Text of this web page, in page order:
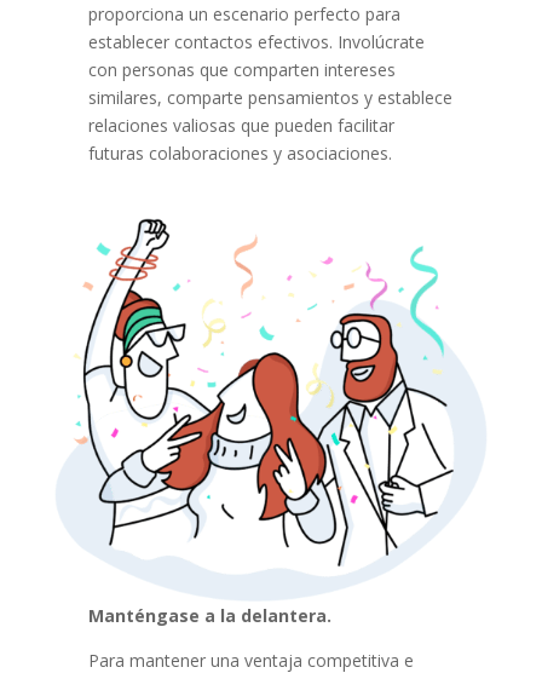
proporciona un escenario perfecto para
establecer contactos efectivos. Involúcrate
con personas que comparten intereses
similares, comparte pensamientos y establece
relaciones valiosas que pueden facilitar
futuras colaboraciones y asociaciones.
Manténgase a la delantera.
Para mantener una ventaja competitiva e